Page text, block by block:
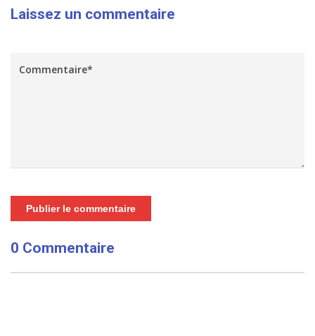
Laissez un commentaire
Publier le commentaire
0 Commentaire